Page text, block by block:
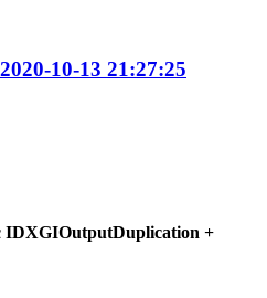
2020-10-13 21:27:25
IDXGIOutputDuplication +